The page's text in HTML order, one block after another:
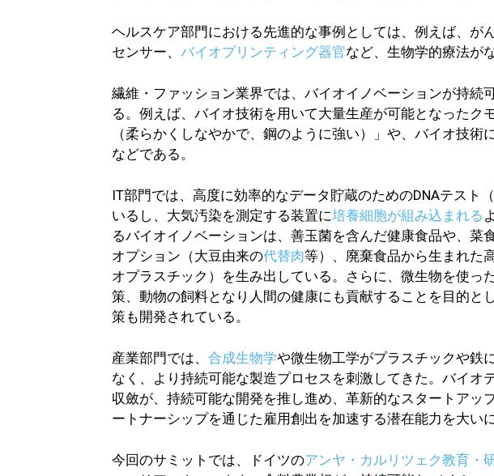
ヘルスケア部門における先進的な事例としては、例えば、が
センサー、 バイオプリンティング器官など、生物学的療法が
繊維・ファッション業界では、バイオイノベーションが持続
る。例えば、バイオ技術を用いて大量生産が可能となったク
（柔らかくしなやかで、鋼のように強い）」や、バイオ技術
などである。
IT部門では、高度に効率的なデータ貯蔵のためのDNAテスト（
いるし、大気汚染を測定する装置に培養細胞が組み込まれる
るバイオイノベーションは、善玉菌を含んだ健康食品や、菜
オプション（大豆由来の代替肉等）、廃棄食品から生まれた
オプラスチック）を生み出している。さらに、微生物を使っ
策、動物の飼料となり人間の健康にも貢献することを目的と
策も開発されている。
産業部門では、 合成生物学や微生物工学がプラスチックや鉄
なく、より持続可能な製造プロセスを刺激してきた。バイオ
収斂が、持続可能な開発を推し進め、革新的なスタートアッ
ートナーシップを通じた雇用創出を加速する潜在能力を大い
今回のサミットでは、ドイツのアンヤ・カルリツェク教育・